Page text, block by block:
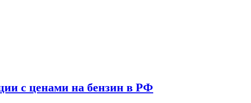
с ценами на бензин в РФ